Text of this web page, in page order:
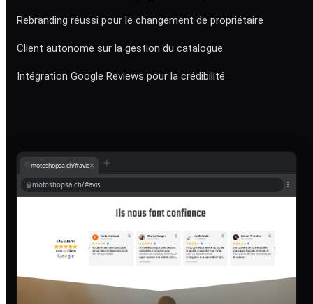
Rebranding réussi pour le changement de propriétaire
Client autonome sur la gestion du catalogue
Intégration Google Reviews pour la crédibilité
motoshopsa.ch/#avis×
motoshopsa.ch/#avis